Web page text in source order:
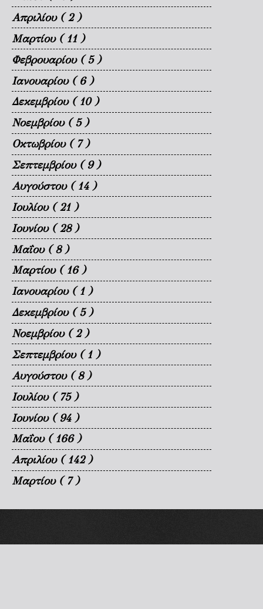
Απριλίου ( 2 )
Μαρτίου ( 11 )
Φεβρουαρίου ( 5 )
Ιανουαρίου ( 6 )
Δεκεμβρίου ( 10 )
Νοεμβρίου ( 5 )
Οκτωβρίου ( 7 )
Σεπτεμβρίου ( 9 )
Αυγούστου ( 14 )
Ιουλίου ( 21 )
Ιουνίου ( 28 )
Μαΐου ( 8 )
Μαρτίου ( 16 )
Ιανουαρίου ( 1 )
Δεκεμβρίου ( 5 )
Νοεμβρίου ( 2 )
Σεπτεμβρίου ( 1 )
Αυγούστου ( 8 )
Ιουλίου ( 75 )
Ιουνίου ( 94 )
Μαΐου ( 166 )
Απριλίου ( 142 )
Μαρτίου ( 7 )